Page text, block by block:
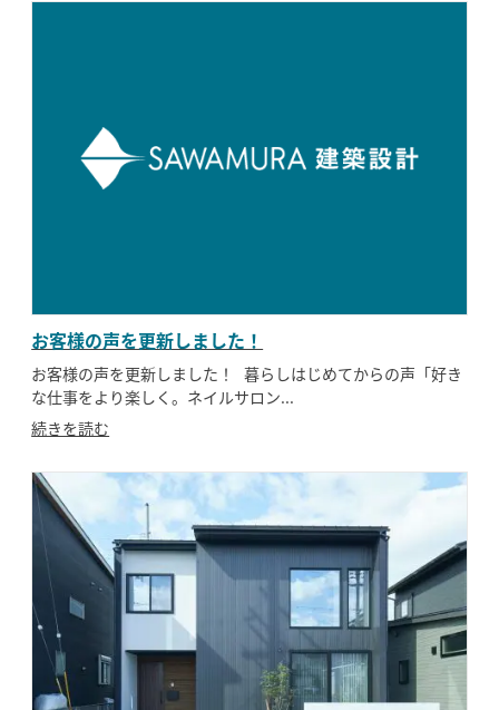
お客様の声を更新しました！
お客様の声を更新しました！ 暮らしはじめてからの声「好き
な仕事をより楽しく。ネイルサロン...
続きを読む